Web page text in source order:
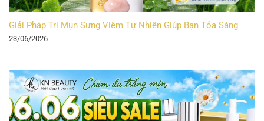
Giải Pháp Trị Mụn Sưng Viêm Tự Nhiên Giúp Bạn Tỏa Sáng
23/06/2026